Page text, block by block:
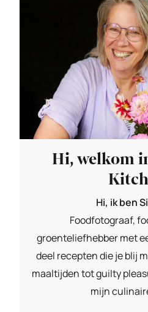
Hi, welkom
Hi, ik ben
Foodfotograaf,
groenteliefhebber met
deel recepten die je blij
maaltijden tot guilty
mijn